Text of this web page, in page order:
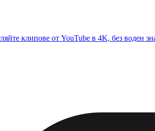
клипове от YouTube в 4K, без воден